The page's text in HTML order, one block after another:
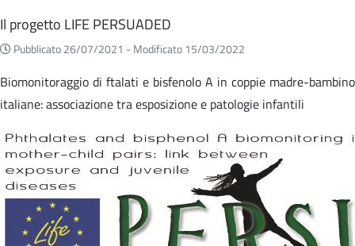
Eventi
Il progetto LIFE PERSUADED
Pubblicato 26/07/2021 - Modificato 15/03/2022
Biomonitoraggio di ftalati e bisfenolo A in coppie madre-bambino
italiane: associazione tra esposizione e patologie infantili